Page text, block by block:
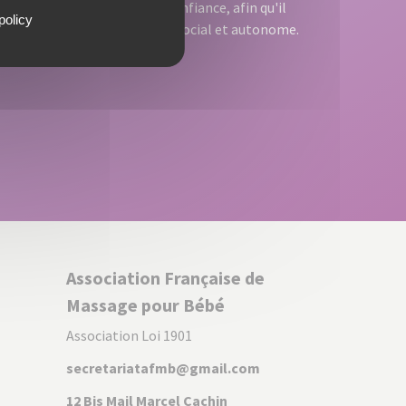
sécurité et la confiance, afin qu'il
devienne un être social et autonome.
Association Française de
Massage pour Bébé
Association Loi 1901
secretariatafmb@gmail.com
12 Bis Mail Marcel Cachin